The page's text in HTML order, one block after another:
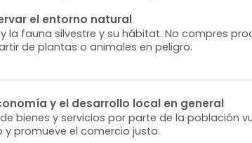
el entorno natural
la fauna silvestre y su hábitat. No compres
de plantas o animales en peligro.
y el desarrollo local en general
bienes y servicios por parte de la población
y promueve el comercio justo.